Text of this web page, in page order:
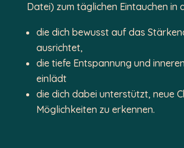
Datei) zum täglichen Eintauchen in
die dich bewusst auf das
ausrichtet,
die tiefe Entspannung und
einlädt
die dich dabei unterstützt, neue
Möglichkeiten zu erkennen.